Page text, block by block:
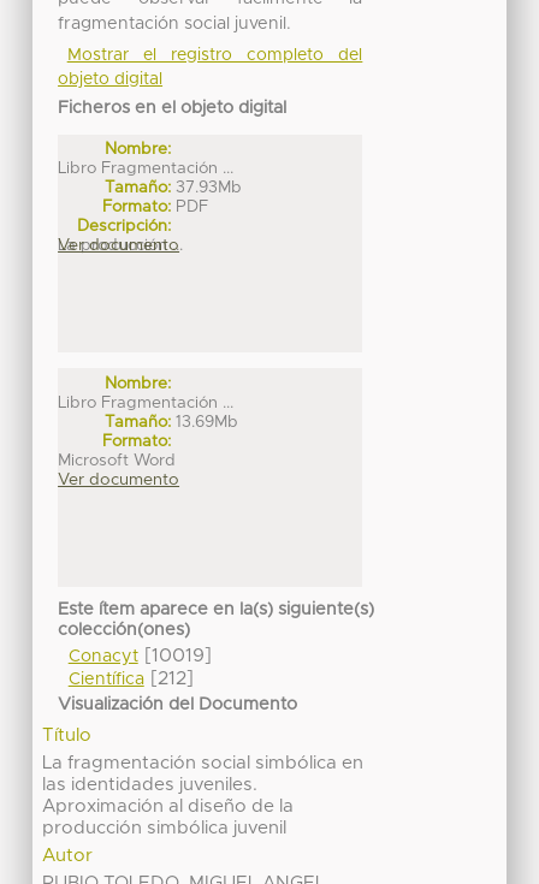
fragmentación social juvenil.
Mostrar el registro completo del
objeto digital
Ficheros en el objeto digital
Nombre:
Libro Fragmentación ...
Tamaño: 37.93Mb
Formato: PDF
Descripción:
La producción ...
Ver documento
Nombre:
Libro Fragmentación ...
Tamaño: 13.69Mb
Formato:
Microsoft Word
Ver documento
Este ítem aparece en la(s) siguiente(s)
colección(ones)
Conacyt[10019]
Científica[212]
Visualización del Documento
Título
La fragmentación social simbólica en
las identidades juveniles.
Aproximación al diseño de la
producción simbólica juvenil
Autor